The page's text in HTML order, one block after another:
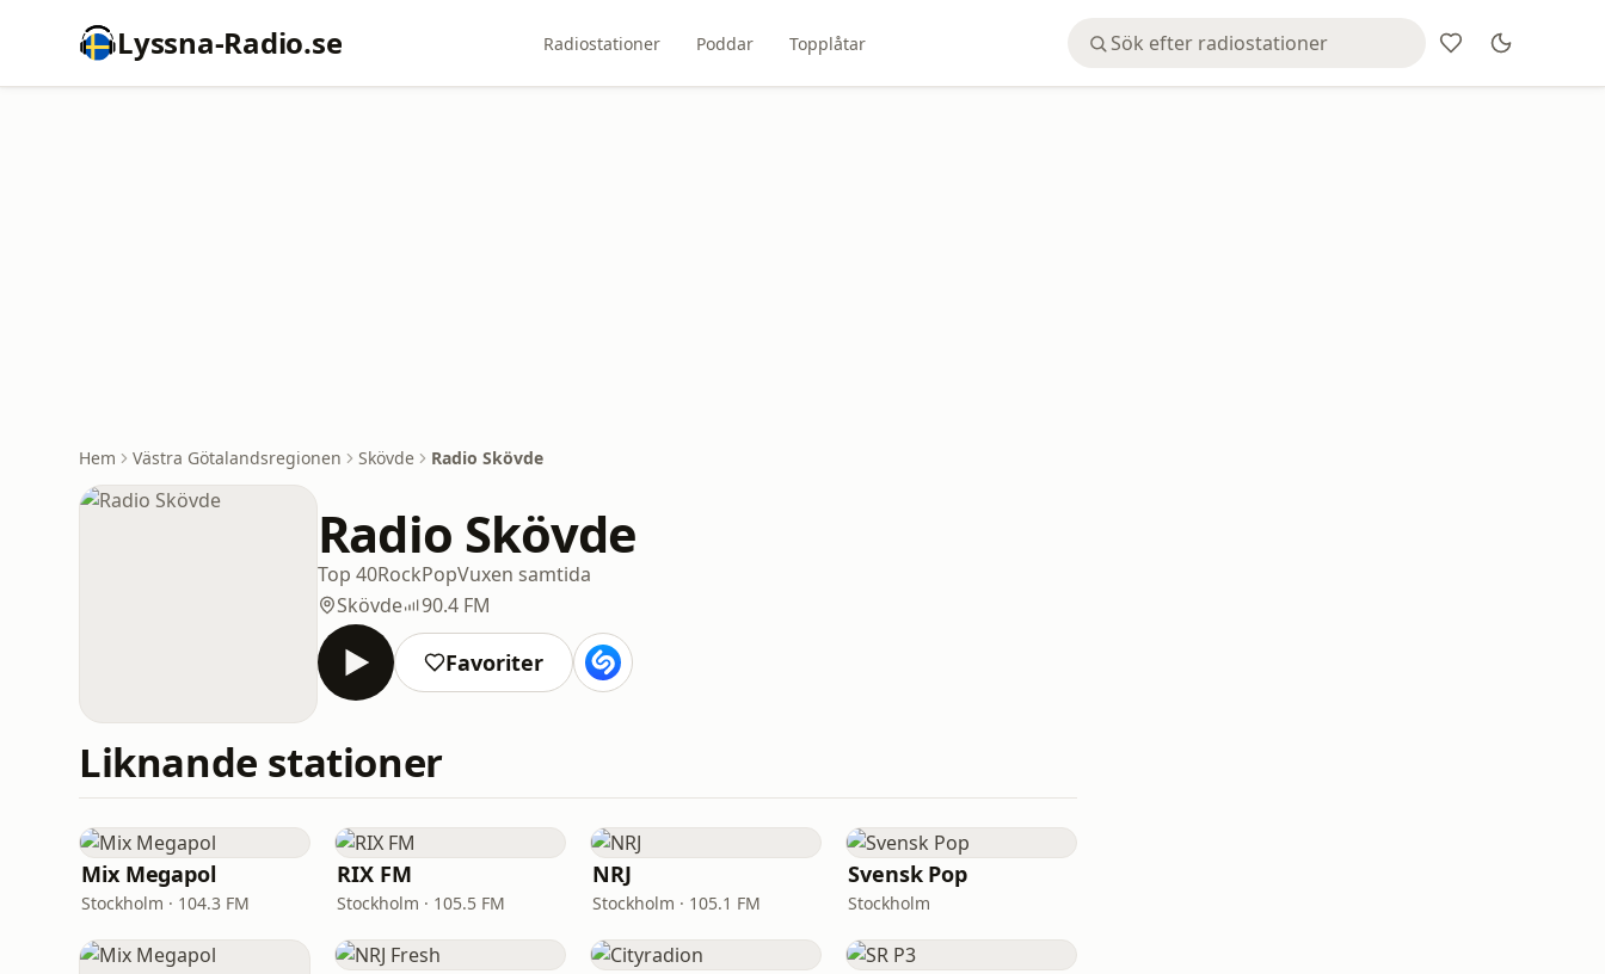
Lyssna-Radio.se Radiostationer Poddar Topplåtar
Hem Västra Götalandsregionen Skövde Radio Skövde
Radio Skövde
Top 40RockPopVuxen samtida
Skövde
90.4 FM
Favoriter
Liknande stationer
Mix Megapol
Stockholm · 104.3 FM
RIX FM
Stockholm · 105.5 FM
NRJ
Stockholm · 105.1 FM
Svensk Pop
Stockholm